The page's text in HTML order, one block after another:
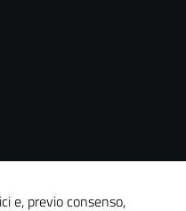
e, previo consenso,